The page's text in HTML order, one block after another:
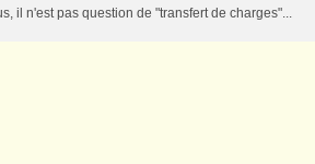
il n'est pas question de "transfert de charges"...